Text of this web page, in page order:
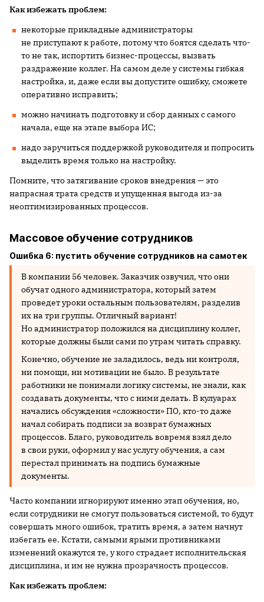
Как избежать проблем:
некоторые прикладные администраторы
не приступают к работе, потому что боятся сделать что-
то не так, испортить бизнес-процессы, вызвать
раздражение коллег. На самом деле у системы гибкая
настройка, и, даже если вы допустите ошибку, сможете
оперативно исправить;
можно начинать подготовку и сбор данных с самого
начала, еще на этапе выбора ИС;
надо заручиться поддержкой руководителя и попросить
выделить время только на настройку.
Помните, что затягивание сроков внедрения — это
напрасная трата средств иупущенная выгода из-за
неоптимизированных процессов.
Массовое обучение сотрудников
Ошибка 6: пустить обучение сотрудников на самотек
В компании 56 человек. Заказчик озвучил, что они
обучат одного администратора, который затем
проведет уроки остальным пользователям, разделив
их на три группы. Отличный вариант!
Но администратор положился на дисциплину коллег,
которые должны были сами по утрам читать справку.
Конечно, обучение не заладилось, ведь ни контроля,
ни помощи, ни мотивации не было. В результате
работники не понимали логику системы, не знали, как
создавать документы, что с ними делать. В кулуарах
начались обсуждения «сложности» ПО, кто-то даже
начал собирать подписи за возврат бумажных
процессов. Благо, руководитель вовремя взял дело
в свои руки, оформил у нас услугу обучения, а сам
перестал принимать на подпись бумажные
документы.
Часто компании игнорируют именно этап обучения, но,
если сотрудники не смогут пользоваться системой, то будут
совершать много ошибок, тратить время, а затем начнут
избегать ее. Кстати, самыми ярыми противниками
изменений окажутся те, у кого страдает исполнительская
дисциплина, и им не нужна прозрачность процессов.
Как избежать проблем: